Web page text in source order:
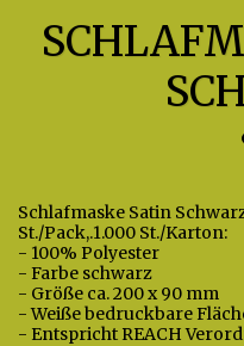
Schlafmaske Satin
St./Pack,.1.000 St./Karton:
- 100% Polyester
- Farbe schwarz
- Größe ca. 200 x 90 mm
- Weiße bedruckbare
- Entspricht REACH